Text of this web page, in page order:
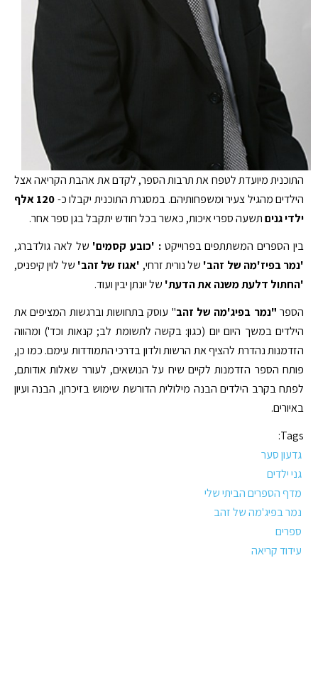
התוכנית מיועדת לטפח את תרבות הספר, לקדם את אהבת הקריאה אצל
הילדים מהגיל צעיר ומשפחותיהם. במסגרת התוכנית יקבלו כ-
120 אלף
ילדי גניםתשעה ספרי איכות, כאשר בכל חודש יתקבל בגן ספר אחר.
בין הספרים המשתתפים בפרוייקט: 'כובע קסמים' של לאה גולדברג,
'נמר בפיז'מה של זהב' של נורית זרחי, 'אגוז של זהב' של לוין קיפניס,
'החתול דלעת משנה את הדעת' של יונתן יבין ועוד.
הספר "נמר בפיג'מה של זהב" עוסק בתחושות וברגשות המציפים את
הילדים במשך היום יום (כגון: בקשה לתשומת לב; קנאות וכד') ומהווה
הזדמנות נהדרת להציף את הרשות ולדון בדרכי התמודדות עימם. כמו כן,
פותח הספר הזדמנות לקיים שיח על הנושאים, לעורר שאלות אודותם,
לפתח בקרב הילדים הבנה מילולית הדורשת שימוש בזיכרון, הבנה ועיון
באיורים.
Tags:
גדעון סער
גני ילדים
מדף הספרים הביתי שלי
נמר בפיג'מה של זהב
ספרים
עידוד קריאה